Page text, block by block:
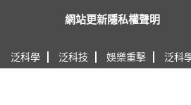
泛科學 泛科技 娛樂重擊 泛科
網站更新隱私權聲明